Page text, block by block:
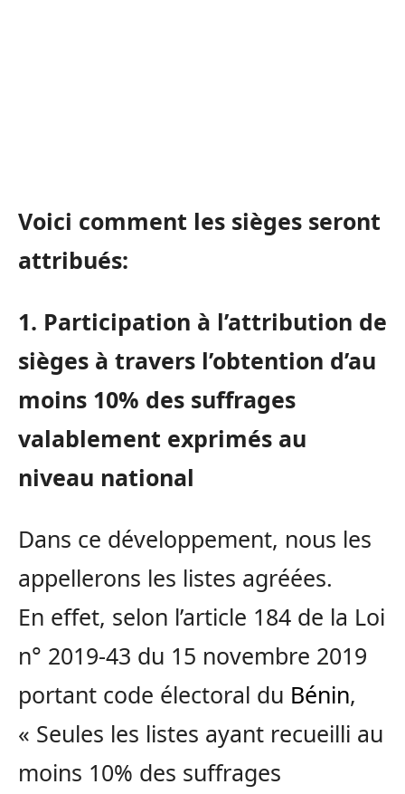
Voici comment les sièges seront
attribués:
1. Participation à l’attribution de
sièges à travers l’obtention d’au
moins 10% des suffrages
valablement exprimés au
niveau national
Dans ce développement, nous les
appellerons les listes agréées.
En effet, selon l’article 184 de la Loi
n° 2019-43 du 15 novembre 2019
portant code électoral du Bénin,
« Seules les listes ayant recueilli au
moins 10% des suffrages